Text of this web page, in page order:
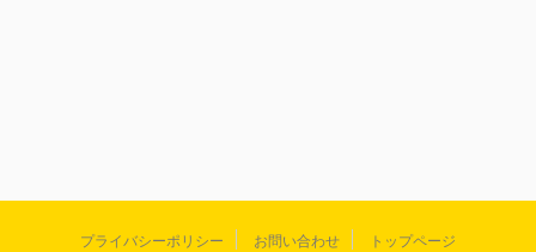
プライバシーポリシー お問い合わせ トップページ